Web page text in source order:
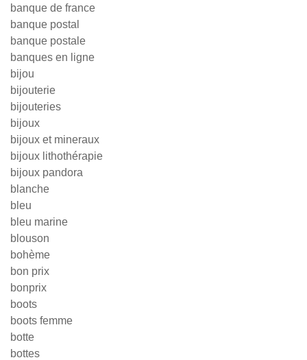
banque de france
banque postal
banque postale
banques en ligne
bijou
bijouterie
bijouteries
bijoux
bijoux et mineraux
bijoux lithothérapie
bijoux pandora
blanche
bleu
bleu marine
blouson
bohème
bon prix
bonprix
boots
boots femme
botte
bottes